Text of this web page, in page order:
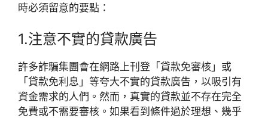
時必須留意的要點：
1.注意不實的貸款廣告
許多詐騙集團會在網路上刊登「貸款免審核」或
「貸款免利息」等夸大不實的貸款廣告，以吸引有
資金需求的人們。然而，真實的貸款並不存在完全
免費或不需要審核。如果看到條件過於理想、幾乎